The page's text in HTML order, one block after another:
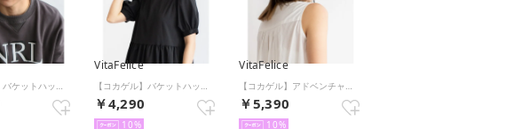
VitaFelice
￥4,290
10
VitaFelice
￥5,390
10